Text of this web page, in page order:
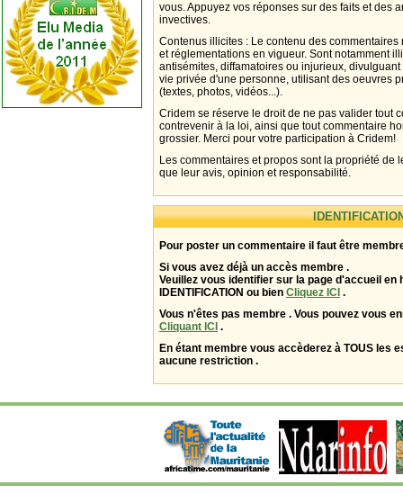
vous. Appuyez vos réponses sur des faits et des
invectives.
Contenus illicites : Le contenu des
et réglementations en vigueur. Sont notamment
antisémites, diffamatoires ou injurieux,
vie privée d'une personne, utilisant des oeuvres
(textes, photos, vidéos...).
Cridem se réserve le droit de ne pas valider tout
contrevenir à la loi, ainsi que tout commentaire
grossier. Merci pour votre participation à Cridem!
Les commentaires et propos sont la propriété de
que leur avis, opinion et responsabilité.
Pour poster un commentaire il faut être
Si vous avez déjà un accès membre .
Veuillez vous identifier sur la page d'accueil en
IDENTIFICATION ou bien Cliquez ICI .
Vous n'êtes pas membre . Vous pouvez vous
Cliquant ICI .
En étant membre vous accèderez à TOUS les
aucune restriction .